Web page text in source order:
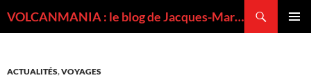
VOLCANMANIA : le blog de Jacques-Marie BARDINTZEFF, volcanologue
ACTUALITÉS,VOYAGES